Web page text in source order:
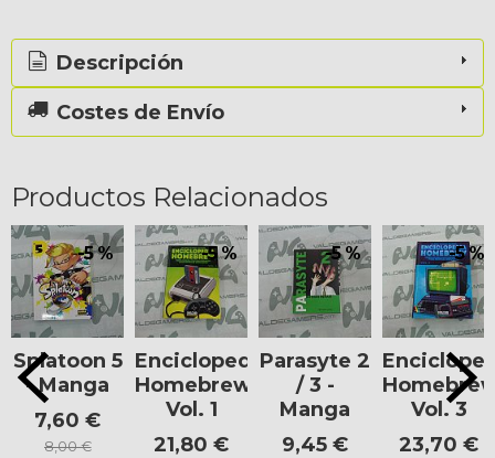
Descripción
Costes de Envío
Productos Relacionados
-5 %
Splatoon 5
- Manga
7,60 €
8,00 €
-5 %
Enciclopedia
Homebrew
Vol. 1
21,80 €
-5 %
Parasyte 2
/ 3 -
Manga
9,45 €
-5 %
Vol. 3
23,70 €